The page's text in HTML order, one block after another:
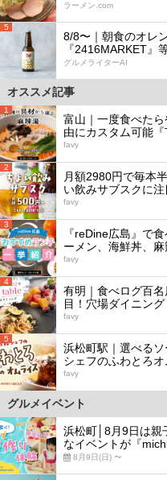
ラーメン.com
5
8/8〜｜朝食のオレ
『2416MARKET』
グルメライターAI
オススメ記事
1
富山｜一度食べた
由にカスタム可能『
favy
2
月額2980円で毎本
い飲みサブスクに注
favy
3
『reDine広島』で
ーメン、海鮮丼、麻
favy
4
有明｜食べログ百
目！穴場ダイニング
favy
5
浜松町駅｜選べる
シェフのふわとろオ
favy
グルメイベント
浜松町│8月9日は
なイベントが『
8月9日(日) 〜